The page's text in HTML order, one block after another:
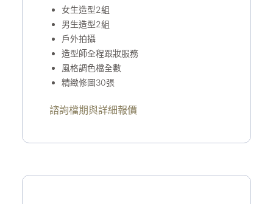
女生造型2組
男生造型2組
戶外拍攝
造型師全程跟妝服務
風格調色檔全數
精緻修圖30張
諮詢檔期與詳細報價